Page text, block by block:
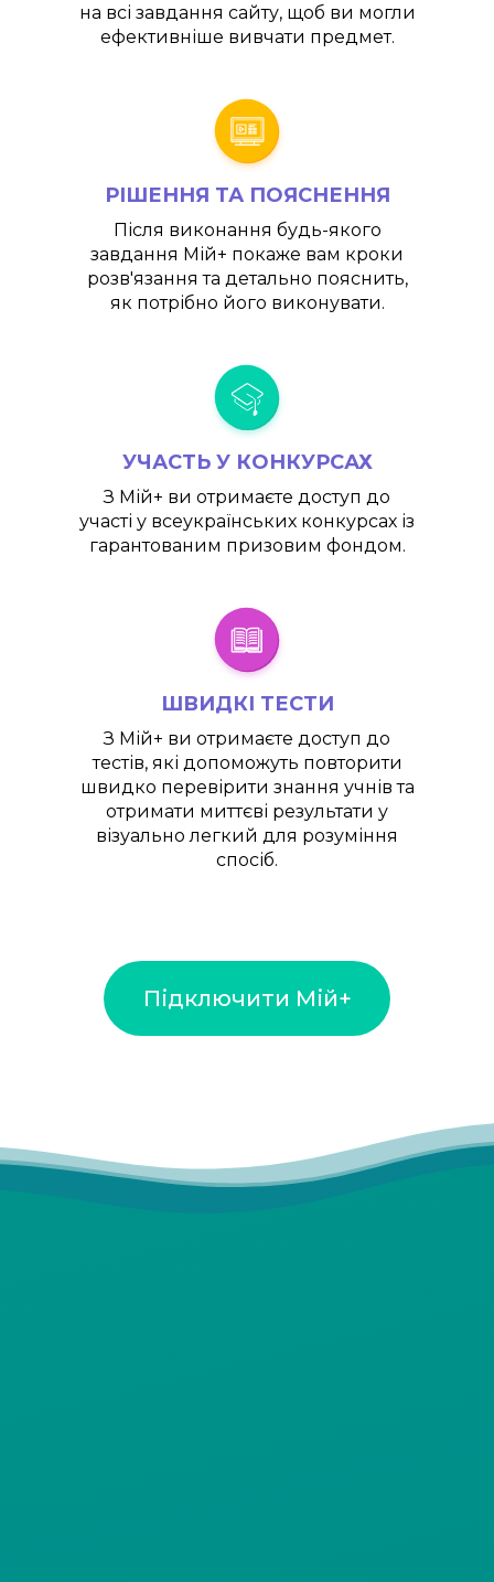
на всі завдання сайту, щоб ви могли
ефективніше вивчати предмет.
РІШЕННЯ ТА ПОЯСНЕННЯ
Після виконання будь-якого
завдання Мій+ покаже вам кроки
розв'язання та детально пояснить,
як потрібно його виконувати.
УЧАСТЬ У КОНКУРСАХ
З Мій+ ви отримаєте доступ до
участі у всеукраїнських конкурсах із
гарантованим призовим фондом.
ШВИДКІ ТЕСТИ
З Мій+ ви отримаєте доступ до
тестів, які допоможуть повторити
швидко перевірити знання учнів та
отримати миттєві результати у
візуально легкий для розуміння
спосіб.
Підключити Мій+